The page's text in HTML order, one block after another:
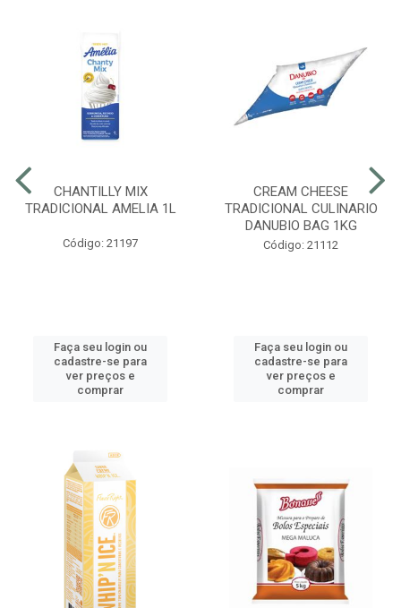
CHANTILLY MIX
TRADICIONAL AMELIA 1L
Código: 21197
Faça seu login ou
cadastre-se para
ver preços e
comprar
CREAM CHEESE
TRADICIONAL CULINARIO
DANUBIO BAG 1KG
Código: 21112
Faça seu login ou
cadastre-se para
ver preços e
comprar